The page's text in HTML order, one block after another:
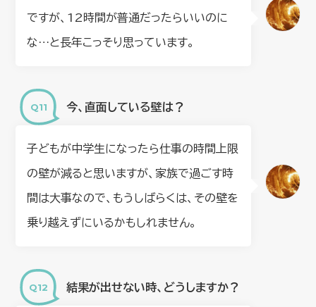
ですが、12時間が普通だったらいいのに
な…と長年こっそり思っています。
今、直面している壁は？
子どもが中学生になったら仕事の時間上限
の壁が減ると思いますが、家族で過ごす時
間は大事なので、もうしばらくは、その壁を
乗り越えずにいるかもしれません。
結果が出せない時、どうしますか？